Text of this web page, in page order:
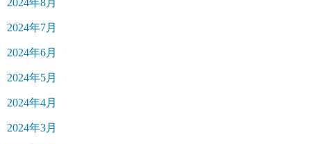
2024年8月
2024年7月
2024年6月
2024年5月
2024年4月
2024年3月